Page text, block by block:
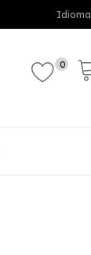
Idioma
0